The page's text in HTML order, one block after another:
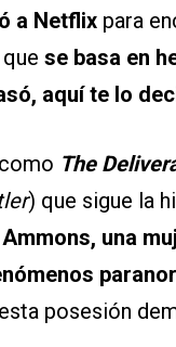
a Netflix para
se basa en
aquí te lo
The
) que sigue la
una
posesión